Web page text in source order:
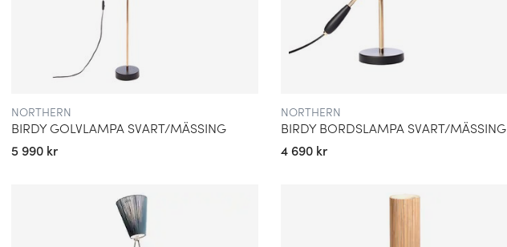
Northern beskriver sig själva som en plats där kreativt uttryck möter traditionellt hantverk.
De inspireras av nordiska landskap, det skiftande ljuset och de vardagliga behov som
formar våra hem och miljöer. Genom att kombinera skandinavisk minimalism med råa
kontraster skapar de design som känns både tidlös och samtida. Filosofin bygger på att
utan också förhöjer atmosfären i rummet.
Ljuset i Norden är speciellt. Under året skiftar det från oändligt ljusa sommarnätter till mörka
vintrar som kräver värmande belysning. Northern har gjort denna kontrast till en central del
av sin identitet. Lamporna speglar ofta det mjuka skenet av gryning och skymning, men
NORTHERN
BIRDY GOLVLAMPA SVART/MÄSSING
5 990 kr
NORTHERN
BIRDY BORDSLAMPA SVART/MÄSSING
4 690 kr